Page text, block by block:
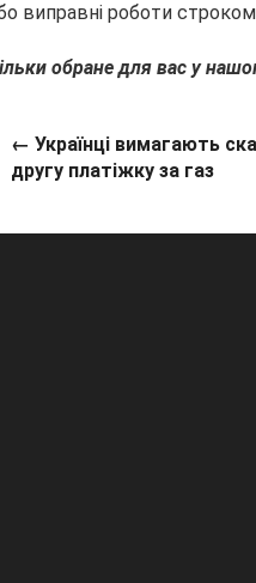
виправні роботи
обране для вас у
← Українці вимагають
другу платіжку за газ